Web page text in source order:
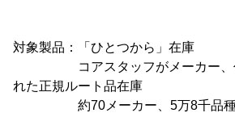
対象製品：「ひとつから」在庫
コアスタッフがメーカー、代
れた正規ルート品在庫
約70メーカー、5万8千品種を